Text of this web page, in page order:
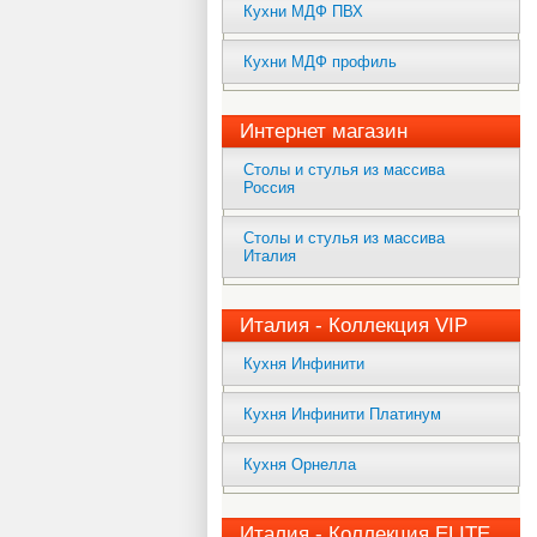
Кухни МДФ ПВХ
Кухни МДФ профиль
Интернет магазин
Столы и стулья из массива
Россия
Столы и стулья из массива
Италия
Италия - Коллекция VIP
Кухня Инфинити
Кухня Инфинити Платинум
Кухня Орнелла